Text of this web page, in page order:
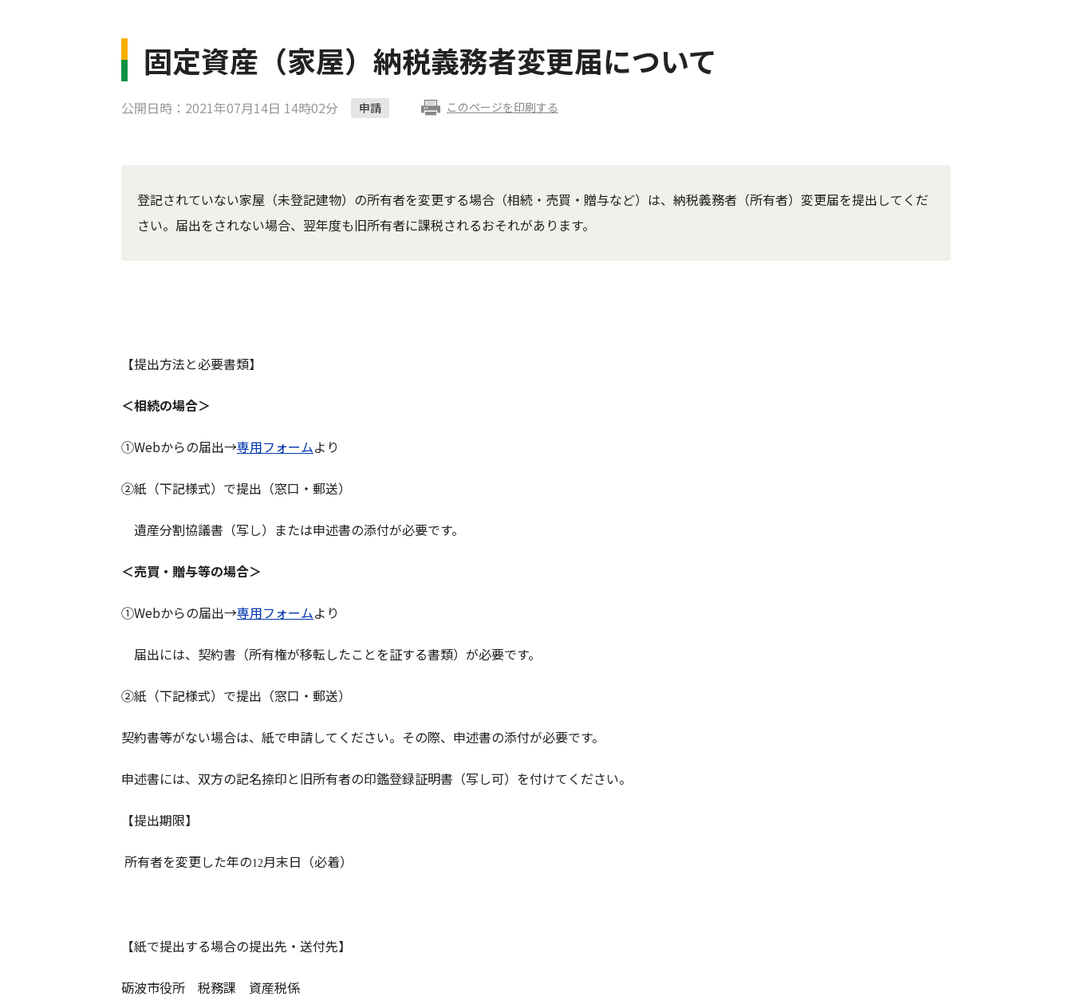
固定資産（家屋）納税義務者変更届について
公開日時：2021年07月14日 14時02分 申請 このページを印刷する
登記されていない家屋（未登記建物）の所有者を変更する場合（相続・売買・贈与など）は、納税義務者（所有者）変更届を提出してくだ
さい。届出をされない場合、翌年度も旧所有者に課税されるおそれがあります。
【提出方法と必要書類】
＜相続の場合＞
①Webからの届出→専用フォームより
②紙（下記様式）で提出（窓口・郵送）
遺産分割協議書（写し）または申述書の添付が必要です。
＜売買・贈与等の場合＞
①Webからの届出→専用フォームより
届出には、契約書（所有権が移転したことを証する書類）が必要です。
②紙（下記様式）で提出（窓口・郵送）
契約書等がない場合は、紙で申請してください。その際、申述書の添付が必要です。
申述書には、双方の記名捺印と旧所有者の印鑑登録証明書（写し可）を付けてください。
【提出期限】
所有者を変更した年の12月末日（必着）
【紙で提出する場合の提出先・送付先】
砺波市役所 税務課 資産税係